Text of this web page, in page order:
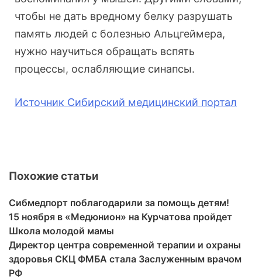
чтобы не дать вредному белку разрушать
память людей с болезнью Альцгеймера,
нужно научиться обращать вспять
процессы, ослабляющие синапсы.
Источник Сибирский медицинский портал
Похожие статьи
Сибмедпорт поблагодарили за помощь детям!
15 ноября в «Медюнион» на Курчатова пройдет
Школа молодой мамы
Директор центра современной терапии и охраны
здоровья СКЦ ФМБА стала Заслуженным врачом
РФ